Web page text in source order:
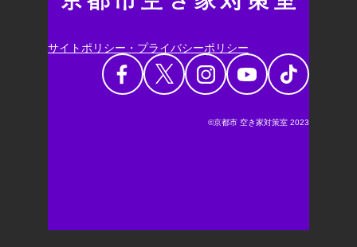
サイトポリシー・プライバシーポリシー
©京都市 空き家対策室 2023